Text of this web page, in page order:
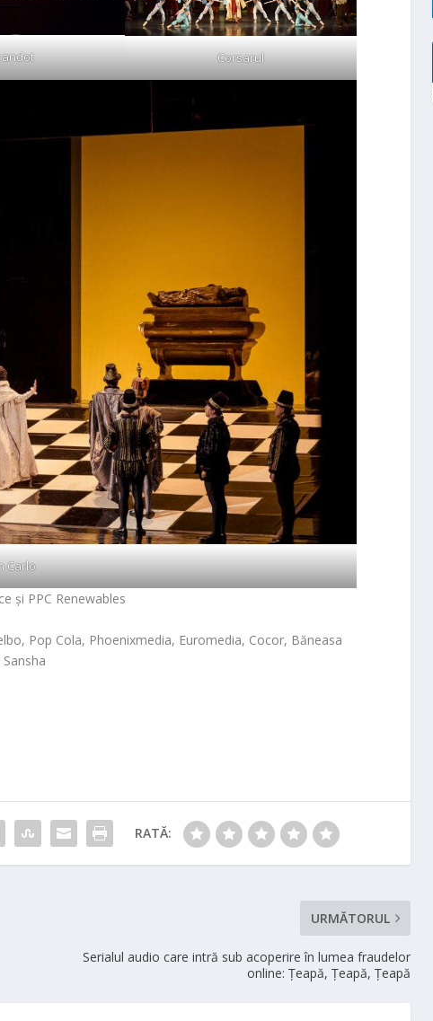
Corsarul
Carlo
și PPC Renewables
Pop Cola, Phoenixmedia, Euromedia, Cocor, Băneasa
RATĂ:
URMĂTORUL
Serialul audio care intră sub acoperire în lumea fraudelor
online: Țeapă, Țeapă, Țeapă